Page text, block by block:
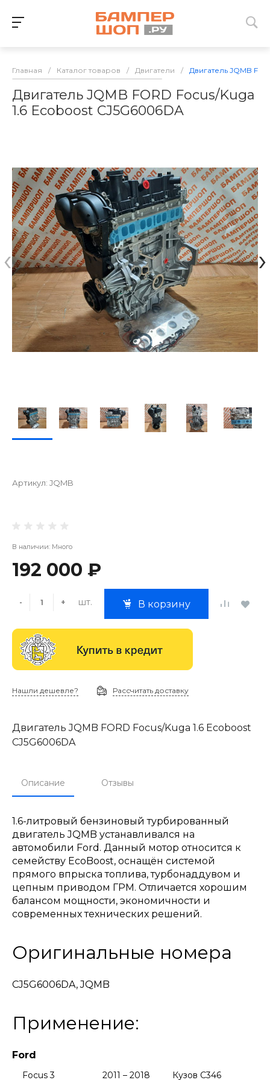
Главная / Каталог товаров / Двигатели / Двигатель JQMB
Двигатель JQMB FORD Focus/Kuga
1.6 Ecoboost CJ5G6006DA
‹ ›
Артикул: JQMB
В наличии: Много
192 000 ₽
- + шт. В корзину
Нашли дешевле? Рассчитать доставку
Двигатель JQMB FORD Focus/Kuga 1.6 Ecoboost
CJ5G6006DA
Описание Отзывы
1.6-литровый бензиновый турбированный
двигатель JQMB устанавливался на
автомобили Ford. Данный мотор относится к
семейству EcoBoost, оснащён системой
прямого впрыска топлива, турбонаддувом и
цепным приводом ГРМ. Отличается хорошим
балансом мощности, экономичности и
современных технических решений.
Оригинальные номера
CJ5G6006DA, JQMB
Применение:
Ford
Focus 3 2011 – 2018 Кузов C346